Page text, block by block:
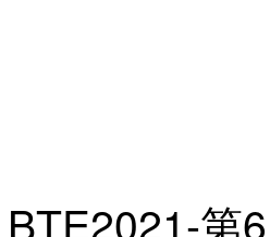
BTE2021-第6